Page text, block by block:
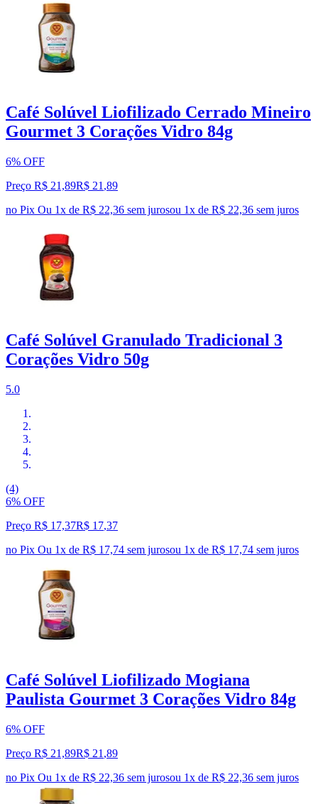
Café Solúvel Liofilizado Cerrado Mineiro
Gourmet 3 Corações Vidro 84g
6% OFF
Preço R$ 21,89R$ 21 ,89
no Pix Ou 1x de R$ 22,36 sem jurosou 1x de R$ 22,36 sem juros
Café Solúvel Granulado Tradicional 3
Corações Vidro 50g
5.0
(4)
6% OFF
Preço R$ 17,37R$ 17,37
no Pix Ou 1x de R$ 17,74 sem jurosou 1x de R$ 17,74 sem juros
Café Solúvel Liofilizado Mogiana
Paulista Gourmet 3 Corações Vidro 84g
6% OFF
Preço R$ 21,89R$ 21 ,89
no Pix Ou 1x de R$ 22,36 sem jurosou 1x de R$ 22,36 sem juros